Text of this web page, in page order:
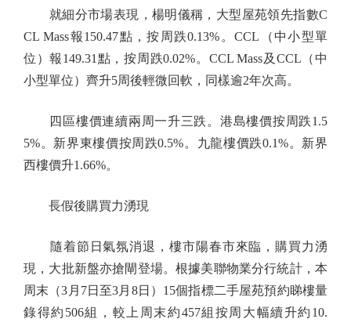
就細分市場表現，楊明儀稱，大型屋苑領先指數C
CL Mass報150.47點，按周跌0.13%。CCL（中小型單
位）報149.31點，按周跌0.02%。CCL Mass及CCL（中
小型單位）齊升5周後輕微回軟，同樣逾2年次高。
四區樓價連續兩周一升三跌。港島樓價按周跌1.5
5%。新界東樓價按周跌0.5%。九龍樓價跌0.1%。新界
西樓價升1.66%。
長假後購買力湧現
隨着節日氣氛消退，樓市陽春市來臨，購買力湧
現，大批新盤亦搶閘登場。根據美聯物業分行統計，本
周末（3月7日至3月8日）15個指標二手屋苑預約睇樓量
錄得約506組，較上周末約457組按周大幅續升約10.